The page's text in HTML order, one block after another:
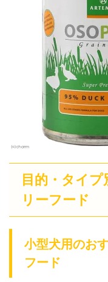
目的・タイ
リーフード
小型犬用のお
フード